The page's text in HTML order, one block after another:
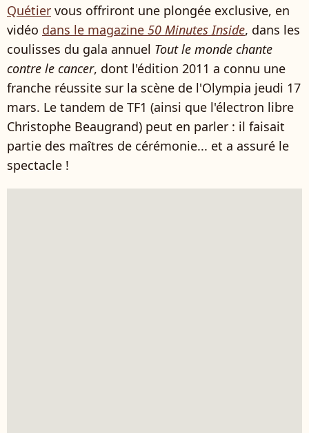
Quétier vous offriront une plongée exclusive, en
vidéo dans le magazine 50 Minutes Inside, dans les
coulisses du gala annuel Tout le monde chante
contre le cancer, dont l'édition 2011 a connu une
franche réussite sur la scène de l'Olympia jeudi 17
mars. Le tandem de TF1 (ainsi que l'électron libre
Christophe Beaugrand) peut en parler : il faisait
partie des maîtres de cérémonie... et a assuré le
spectacle !